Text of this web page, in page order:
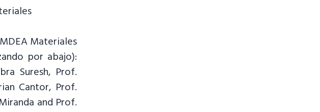
Materiales
por abajo):
Suresh, Prof.
Cantor, Prof.
and Prof.